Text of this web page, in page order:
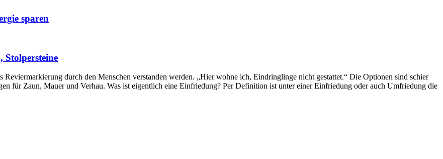
sparen
Stolpersteine
durch den Menschen verstanden werden. „Hier wohne ich, Eindringlinge nicht gestattet.“ Die Optionen sind schier
für Zaun, Mauer und Verhau. Was ist eigentlich eine Einfriedung? Per Definition ist unter einer Einfriedung oder auch Umfriedung die